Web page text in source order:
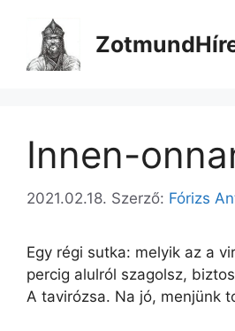
tartalomba
Innen-
2021.02.18. Szerző: Fórizs
Egy régi sutka: melyik az a
percig alulról szagolsz,
A tavirózsa. Na jó, menjünk